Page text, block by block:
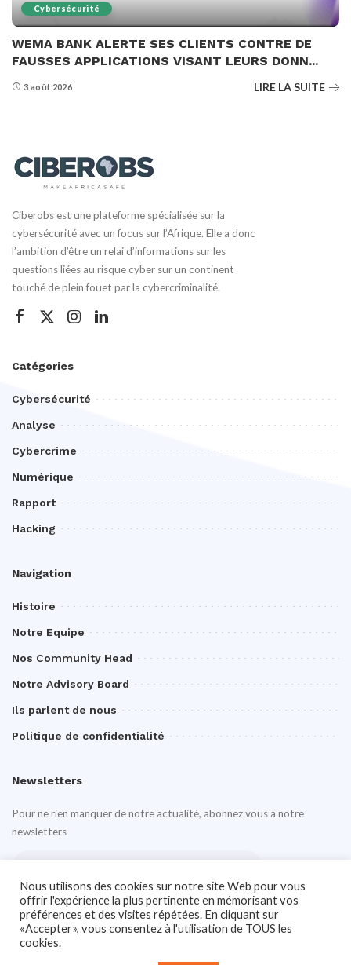
Cybersécurité
WEMA BANK ALERTE SES CLIENTS CONTRE DE
FAUSSES APPLICATIONS VISANT LEURS DONN...
3 août 2026 LIRE LA SUITE
Ciberobs est une plateforme spécialisée sur la
cybersécurité avec un focus sur l’Afrique. Elle a donc
l’ambition d’être un relai d’informations sur les
questions liées au risque cyber sur un continent
touché de plein fouet par la cybercriminalité.
Catégories
Cybersécurité
Analyse
Cybercrime
Numérique
Rapport
Hacking
Navigation
Histoire
Notre Equipe
Nos Community Head
Notre Advisory Board
Ils parlent de nous
Politique de confidentialité
Newsletters
Pour ne rien manquer de notre actualité, abonnez vous à notre
newsletters
Notre site Web utilise des cookies pour améliorer votre expérience. En savoir
Nous utilisons des cookies sur notre site Web pour vous
offrir l'expérience la plus pertinente en mémorisant vos
préférences et des visites répétées. En cliquant sur
«Accepter», vous consentez à l'utilisation de TOUS les
cookies.